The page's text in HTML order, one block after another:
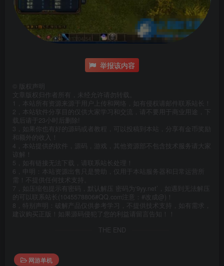
举报该内容
版权声明
文章版权归作者所有，未经允许请勿转载。
1，本站所有资源来源于用户上传和网络，如有侵权请邮件联系站长！
2，本站软件分享目的仅供大家学习和交流，请不要用于商业用途，下
载后请于23小时后删除!
3，如果你也有好的源码或者教程，可以投稿到本站，分享有金币奖励
和额外的收入！
4，本站提供的软件，源码，游戏，其他资源部不包含技术服务请大家
谅解！
5，如有链接无法下载，请联系站长处理！
6，申明：本站资源出售只是赞助，仅用于本站服务器和日常运营所
需！不提供任何技术支持。
7，如压缩包提示有密码，默认解压 密码为‘9yy.net’，如遇到无法解压
的可以联系站长(1045578806#QQ.com注意：#改成@)！
8，特别声明：破解产品仅供参考学习，不提供技术支持，如有需求，
建议购买正版！如果源码侵犯了您的利益请留言告知！！
THE END
网游单机